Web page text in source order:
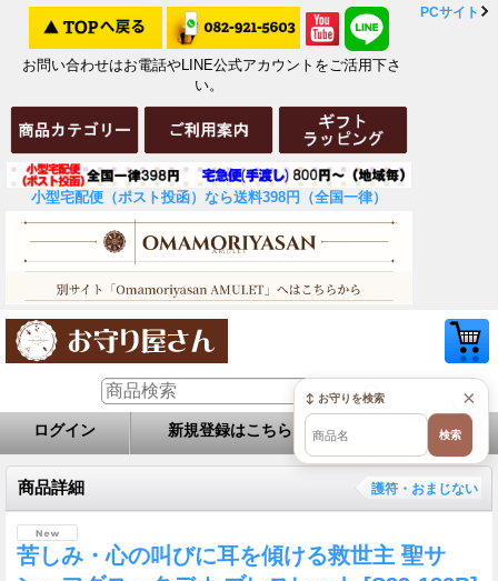
お問い合わせはお電話やLINE公式アカウントをご活用下さ
い。
小型宅配便（ポスト投函）なら送料398円（全国一律）
PCサイト
ログイン 新規登録はこちら お問い合せ
商品詳細 護符・おまじない
苦しみ・心の叫びに耳を傾ける救世主 聖サ
×
↕ お守りを検索
検索